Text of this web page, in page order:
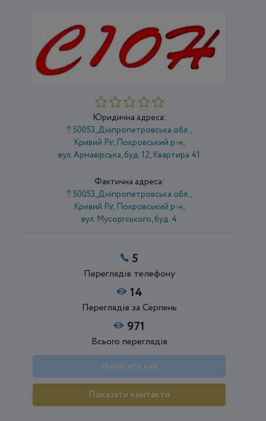
Юридична адреса:
50053, Дніпропетровська обл.,
Кривий Ріг, Покровський р-н,
вул. Армавірська, буд. 12, Квартира 41
Фактична адреса:
50053, Дніпропетровська обл.,
Кривий Ріг, Покровський р-н,
вул. Мусоргського, буд. 4
5
Переглядів телефону
14
Переглядів за Серпень
971
Всього переглядів
Написати нам
Показати контакти